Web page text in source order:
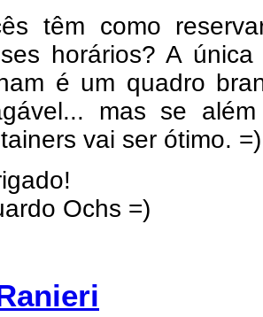
têm como
horários? A
é um quadro
mas se
vai ser ótimo. =)
Ochs =)